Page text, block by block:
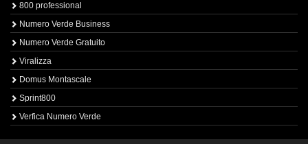
800 professional
Numero Verde Business
Numero Verde Gratuito
Viralizza
Domus Montascale
Sprint800
Verfica Numero Verde